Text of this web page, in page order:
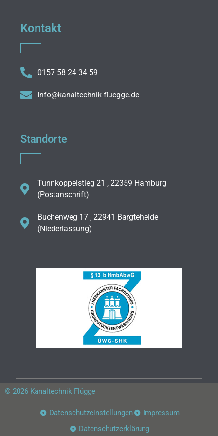
Kontakt
0157 58 24 34 59
Info@kanaltechnik-fluegge.de
Standorte
Tunnkoppelstieg 21 , 22359 Hamburg
(Postanschrift)
Buchenweg 17 , 22941 Bargteheide
(Niederlassung)
© 2026 Kanaltechnik Flügge
Datenschutzeinstellungen
Impressum
Datenschutzerklärung